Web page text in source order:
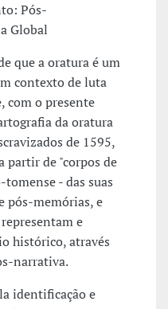
Pós-
Global
que a oratura é um
contexto de luta
com o presente
da oratura
de 1595,
partir de "corpos de
- das suas
pós-memórias, e
e
histórico, através
narrativa.
identificação e